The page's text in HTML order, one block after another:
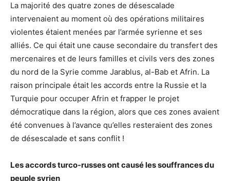
La majorité des quatre zones de désescalade
intervenaient au moment où des opérations militaires
violentes étaient menées par l’armée syrienne et ses
alliés. Ce qui était une cause secondaire du transfert des
mercenaires et de leurs familles et civils vers des zones
du nord de la Syrie comme Jarablus, al-Bab et Afrin. La
raison principale était les accords entre la Russie et la
Turquie pour occuper Afrin et frapper le projet
démocratique dans la région, alors que ces zones avaient
été convenues à l’avance qu’elles resteraient des zones
de désescalade et sans conflit !
Les accords turco-russes ont causé les souffrances du
peuple syrien